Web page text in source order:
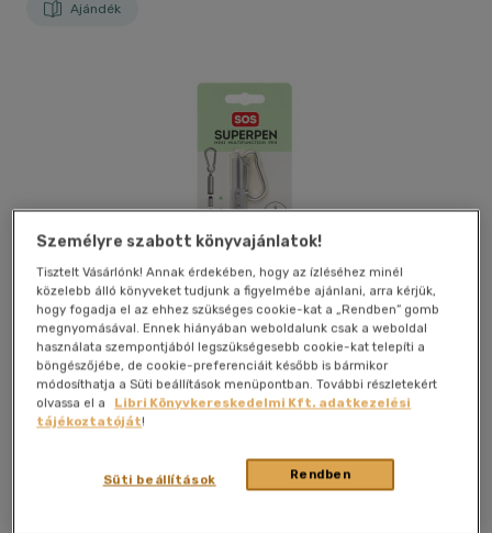
Ajándék
Galéria Kívánságlistához adom Megosztom
magyar nyelvű|dobozban
Személyre szabott könyvajánlatok!
Tisztelt Vásárlónk! Annak érdekében, hogy az ízléséhez minél
közelebb álló könyveket tudjunk a figyelmébe ajánlani, arra kérjük,
hogy fogadja el az ehhez szükséges cookie-kat a „Rendben” gomb
megnyomásával. Ennek hiányában weboldalunk csak a weboldal
használata szempontjából legszükségesebb cookie-kat telepíti a
böngészőjébe, de cookie-preferenciáit később is bármikor
módosíthatja a Süti beállítások menüpontban. További részletekért
olvassa el a
Libri Könyvkereskedelmi Kft. adatkezelési
tájékoztatóját!
Rendben
Süti beállítások